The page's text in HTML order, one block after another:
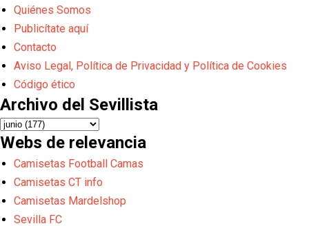
Quiénes Somos
Publicítate aquí
Contacto
Aviso Legal, Política de Privacidad y Política de Cookies
Código ético
Archivo del Sevillista
Webs de relevancia
Camisetas Football Camas
Camisetas CT info
Camisetas Mardelshop
Sevilla FC